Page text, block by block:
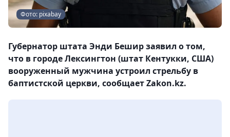
Фото: pixabay
Губернатор штата Энди Бешир заявил о том,
что в городе Лексингтон (штат Кентукки, США)
вооруженный мужчина устроил стрельбу в
баптистской церкви, сообщает Zakon.kz.